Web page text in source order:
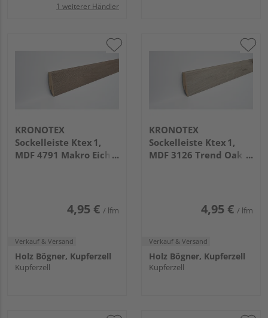
1 weiterer Händler
KRONOTEX
Sockelleiste Ktex 1,
MDF 4791 Makro Eiche
4,95 € / lfm
Verkauf & Versand
Holz Bögner, Kupferzell
Kupferzell
KRONOTEX
Sockelleiste Ktex 1,
MDF 3126 Trend Oak
4,95 € / lfm
Verkauf & Versand
Holz Bögner, Kupferzell
Kupferzell